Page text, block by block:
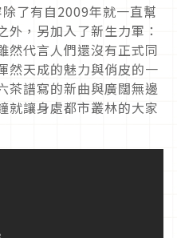
了有自2009年就一直幫
，另加入了新生力軍：
然代言人們還沒有正式同
然天成的魅力與俏皮的一
茶譜寫的新曲與廣闊無邊
就讓身處都市叢林的大家